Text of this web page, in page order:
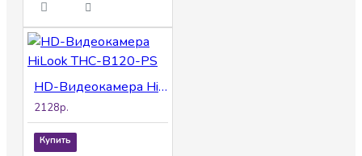
HD-Видеокамера HiLook THC-B120-PS
2128р.
Купить